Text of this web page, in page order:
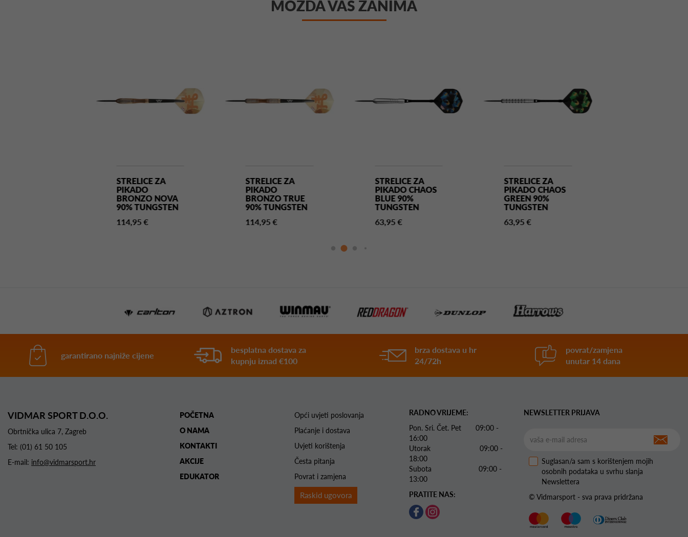
MOŽDA VAS ZANIMA
STRELICE ZA
PIKADO
BRONZO NOVA
90% TUNGSTEN
114,95 €
STRELICE ZA
PIKADO
BRONZO TRUE
90% TUNGSTEN
114,95 €
STRELICE ZA
PIKADO CHAOS
BLUE 90%
TUNGSTEN
63,95 €
STRELICE ZA
PIKADO CHAOS
GREEN 90%
TUNGSTEN
63,95 €
garantirano najniže cijene
besplatna dostava za
kupnju iznad €100
brza dostava u hr
24/72h
povrat/zamjena
unutar 14 dana
VIDMAR SPORT D.O.O.
Obrtnička ulica 7, Zagreb
Tel: (01) 61 50 105
E-mail: info@vidmarsport.hr
POČETNA
O NAMA
KONTAKTI
AKCIJE
EDUKATOR
Opći uvjeti poslovanja
Plaćanje i dostava
Uvjeti korištenja
Česta pitanja
Povrat i zamjena
Raskid ugovora
RADNO VRIJEME:
Pon. Sri. Čet. Pet 09:00 -
16:00
Utorak 09:00 -
18:00
Subota 09:00 -
13:00
PRATITE NAS:
NEWSLETTER PRIJAVA
Suglasan/a sam s korištenjem mojih
osobnih podataka u svrhu slanja
Newslettera
© Vidmarsport - sva prava pridržana